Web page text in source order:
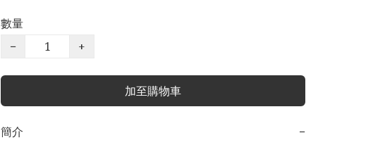
數量
−
+
加至購物車
簡介
−